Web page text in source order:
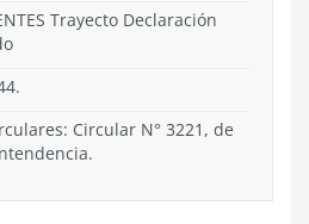
Trayecto Declaración
Circular N° 3221, de